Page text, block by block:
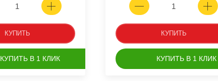
КУПИТЬ
КУПИТЬ В 1 КЛИК
КУПИТЬ
КУПИТЬ В 1 КЛИК